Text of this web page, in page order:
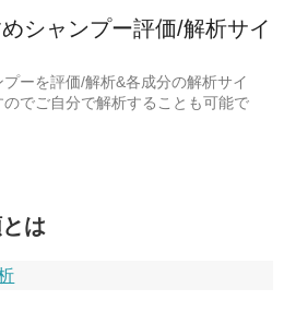
シャンプー評価/解析サイ
ーを評価/解析&各成分の解析サイ
のでご自分で解析することも可能で
は